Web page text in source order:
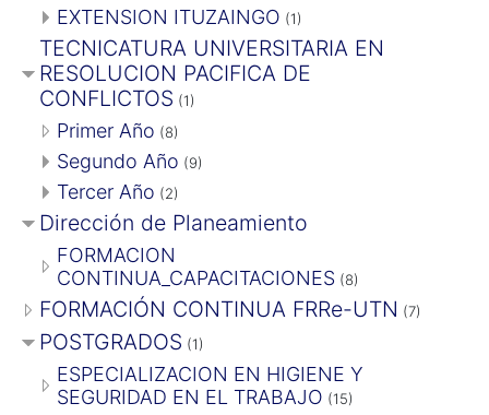
EXTENSION ITUZAINGO (1)
TECNICATURA UNIVERSITARIA EN
RESOLUCION PACIFICA DE
CONFLICTOS (1)
Primer Año (8)
Segundo Año (9)
Tercer Año (2)
Dirección de Planeamiento
FORMACION
CONTINUA_CAPACITACIONES (8)
FORMACIÓN CONTINUA FRRe-UTN (7)
POSTGRADOS (1)
ESPECIALIZACION EN HIGIENE Y
SEGURIDAD EN EL TRABAJO (15)